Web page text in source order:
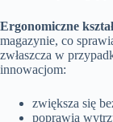
Ergonomiczne
magazynie, co
zwłaszcza w
innowacjom:
zwiększa się
poprawia